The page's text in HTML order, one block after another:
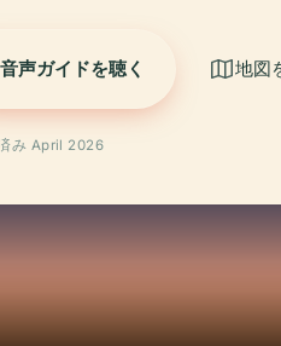
音声ガイドを聴く 地図
み April 2026